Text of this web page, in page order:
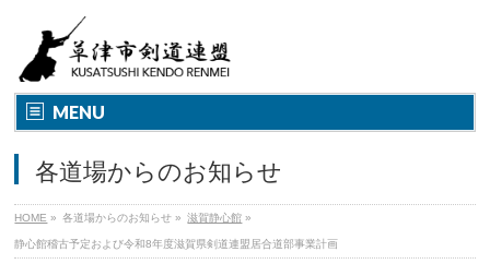
MENU
各道場からのお知らせ
HOME » 各道場からのお知らせ » 滋賀静心館 »
静心館稽古予定および令和8年度滋賀県剣道連盟居合道部事業計画